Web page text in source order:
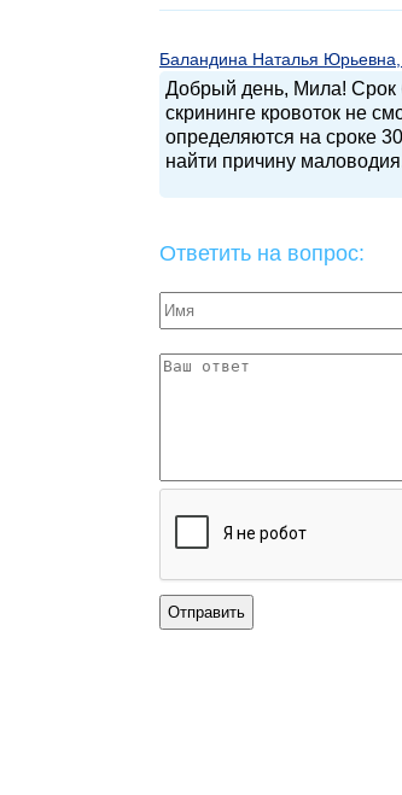
Баландина Наталья Юрьевна,
Добрый день, Мила! Срок
скрининге кровоток не
определяются на сроке
найти причину
Ответить на вопрос: